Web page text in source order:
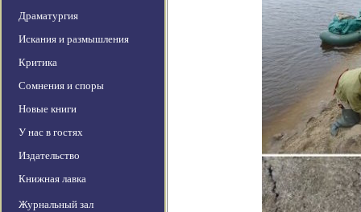
Драматургия
Искания и размышления
Критика
Сомнения и споры
Новые книги
У нас в гостях
Издательство
Книжная лавка
Журнальный зал